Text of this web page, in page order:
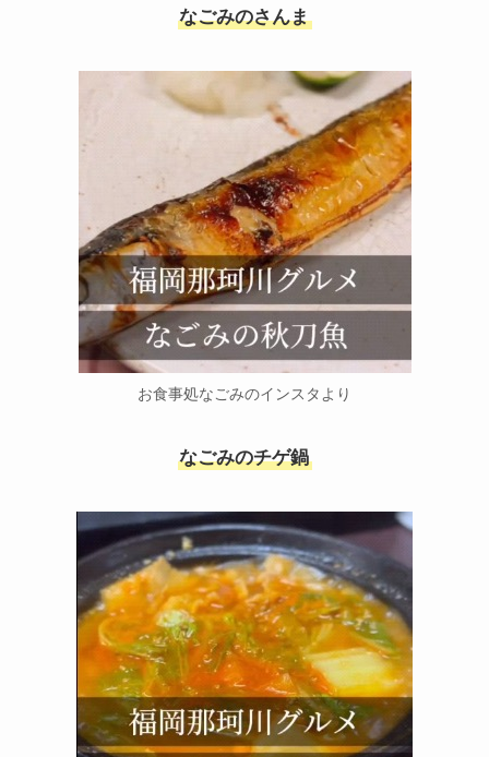
なごみのさんま
お食事処なごみのインスタより
なごみのチゲ鍋